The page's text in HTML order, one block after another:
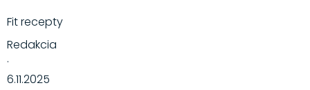
Fit recepty
Redakcia
·
6.11.2025